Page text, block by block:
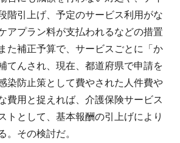
階引上げ、予定のサービス利用がな
アプラン料が支払われるなどの措置
た補正予算で、サービスごとに「か
てんされ、現在、都道府県で申請を
染防止策として費やされた人件費や
費用と捉えれば、介護保険サービス
トとして、基本報酬の引上げにより
。その検討だ。